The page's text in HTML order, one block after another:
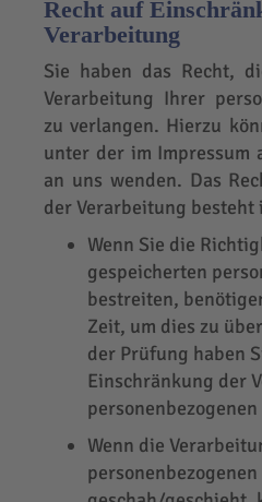
Recht auf
Verarbeitung
Sie haben das Recht,
Verarbeitung Ihrer
zu verlangen. Hierzu
unter der im Impressum
an uns wenden. Das
der Verarbeitung besteht
Wenn Sie die
gespeicherten
bestreiten,
Zeit, um dies zu
der Prüfung haben
Einschränkung der
Wenn die